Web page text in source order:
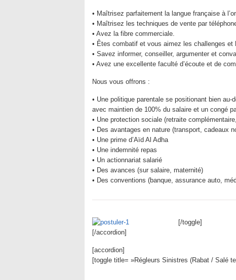
• Maîtrisez parfaitement la langue française à
• Maîtrisez les techniques de vente par
• Avez la fibre commerciale.
• Êtes combatif et vous aimez les challenges et
• Savez informer, conseiller, argumenter et
• Avez une excellente faculté d’écoute et de
Nous vous offrons :
• Une politique parentale se positionant bien
avec maintien de 100% du salaire et un congé
• Une protection sociale (retraite
• Des avantages en nature (transport, cadeaux
• Une prime d’Aïd Al Adha
• Une indemnité repas
• Un actionnariat salarié
• Des avances (sur salaire, maternité)
• Des conventions (banque, assurance auto,
[/toggle]
[/accordion]
[accordion]
[toggle title= »Régleurs Sinistres (Rabat / Salé